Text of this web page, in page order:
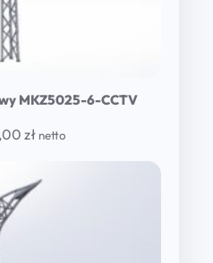
MKZ5025-6-CCTV
zł netto